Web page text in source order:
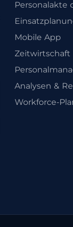
Personalakte
Mobile App
Zeitwirtschaft
Analysen &
Workforce-